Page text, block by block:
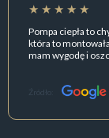
Pompa ciepła to
która to
mam wygodę i
Źródło: